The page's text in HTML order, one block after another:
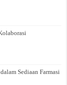
Sediaan Farmasi